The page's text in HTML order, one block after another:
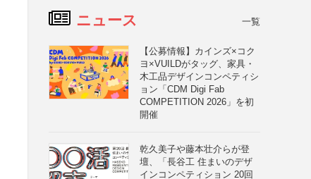
ニュース 一覧
【公募情報】カインズ×コク
ヨ×VUILDがタッグ、家具・
木工品デザインコンペティシ
ョン「CDM Digi Fab
COMPETITION 2026」を初
開催
乾久美子や藤本壮介らが登
壇、「長谷工 住まいのデザ
インコンペティション 20回